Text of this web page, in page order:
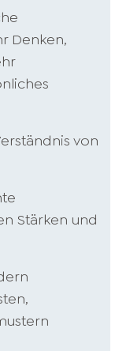
Denken,
von
Stärken und